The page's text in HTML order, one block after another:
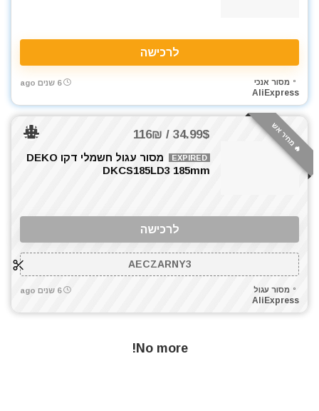
לרכישה
מסור אנכי
AliExpress
6 שנים ago
🔥 מחיר אש 34.99$ / 116₪
EXPIRED
מסור עגול חשמלי דקו DEKO
DKCS185LD3 185mm
לרכישה
AECZARNY3
מסור עגול
AliExpress
6 שנים ago
No more!